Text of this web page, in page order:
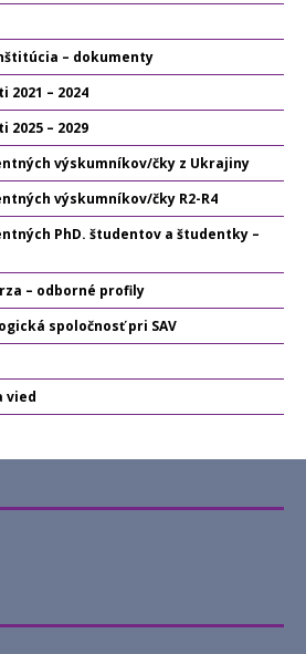
– dokumenty
– 2024
– 2029
výskumníkov/čky z Ukrajiny
výskumníkov/čky R2-R4
PhD. študentov a študentky –
– odborné profily
spoločnosť pri SAV
vied